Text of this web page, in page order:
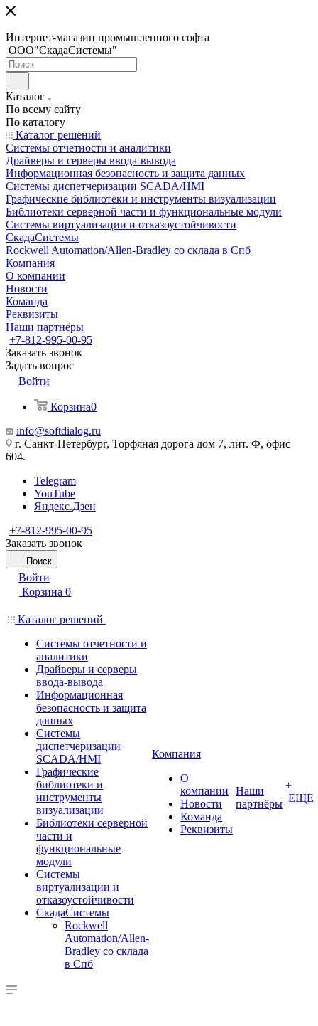
Интернет-магазин промышленного софта
ООО"СкадаСистемы"
Каталог
По всему сайту
По каталогу
Каталог решений
Системы отчетности и аналитики
Драйверы и серверы ввода-вывода
Информационная безопасность и защита данных
Системы диспетчеризации SCADA/HMI
Графические библиотеки и инструменты визуализации
Библиотеки серверной части и функциональные модули
Системы виртуализации и отказоустойчивости
СкадаСистемы
Rockwell Automation/Allen-Bradley со склада в Спб
Компания
О компании
Новости
Команда
Реквизиты
Наши партнёры
+7-812-995-00-95
Заказать звонок
Задать вопрос
Войти
Корзина0
info@softdialog.ru
г. Санкт-Петербург, Торфяная дорога дом 7, лит. Ф, офис
604.
Telegram
YouTube
Яндекс.Дзен
+7-812-995-00-95
Заказать звонок
Поиск
Войти
Корзина 0
Каталог решений
Системы отчетности и
аналитики
Драйверы и серверы
ввода-вывода
Информационная
безопасность и защита
данных
Системы
диспетчеризации
SCADA/HMI
Графические
библиотеки и
инструменты
визуализации
Библиотеки серверной
части и
функциональные
модули
Системы
виртуализации и
отказоустойчивости
СкадаСистемы
Rockwell
Automation/Allen-
Bradley со склада
в Спб
Компания
О
компании
Новости
Команда
Реквизиты
Наши
партнёры
+
ЕЩЕ